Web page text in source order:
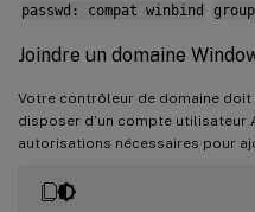
passwd: compat winbind
Joindre un domaine
Votre contrôleur de domaine
disposer d’un compte utilisateur
autorisations nécessaires pour